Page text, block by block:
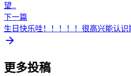
望...
下一篇
生日快乐哇！！！！！很高兴能认识
更多投稿